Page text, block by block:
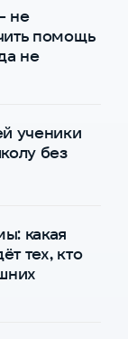
не
помощь
не
ученики
без
какая
тех, кто